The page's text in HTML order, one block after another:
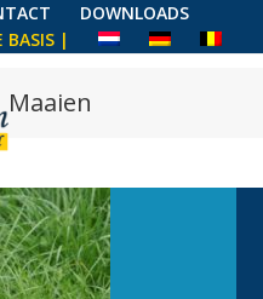
DOWNLOADS
BASIS |
Maaien